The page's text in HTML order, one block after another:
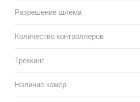
Разрешение шлема
Количество контроллеров
Треккинг
Наличие камер